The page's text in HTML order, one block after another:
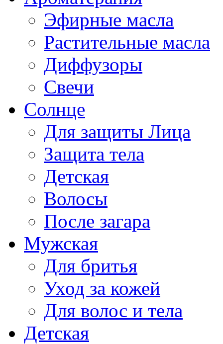
Эфирные масла
Растительные масла
Диффузоры
Свечи
Солнце
Для защиты Лица
Защита тела
Детская
Волосы
После загара
Мужская
Для бритья
Уход за кожей
Для волос и тела
Детская